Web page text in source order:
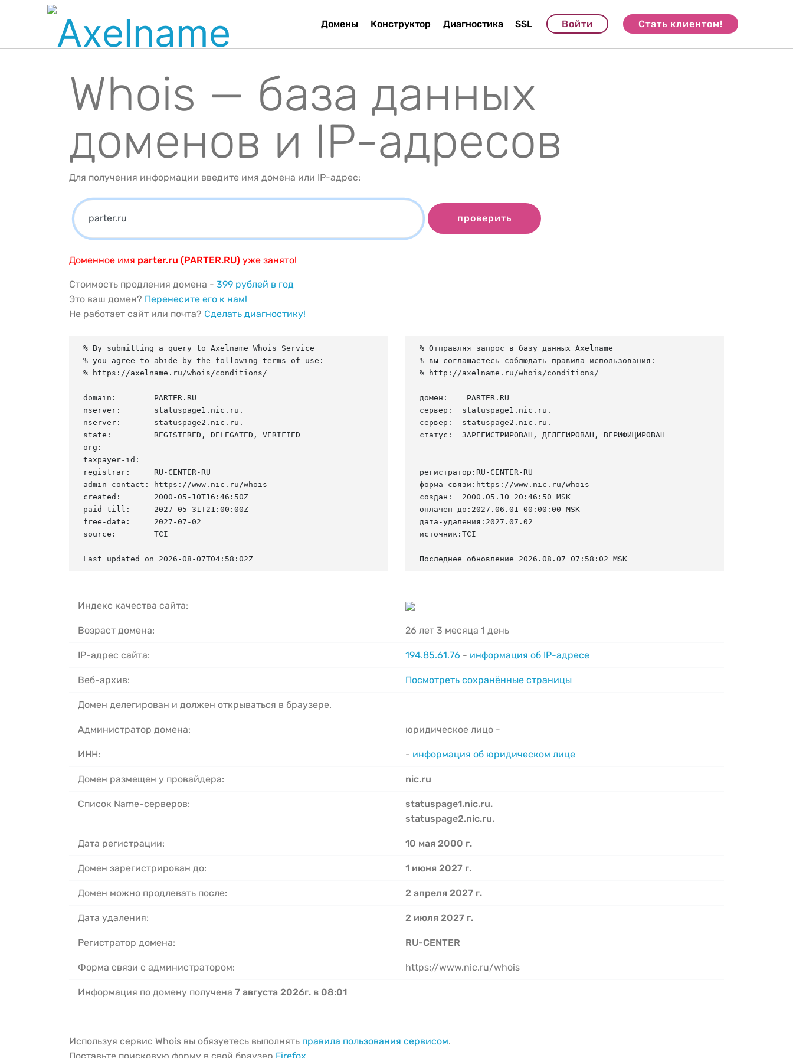
Домены Конструктор Диагностика SSL Войти Стать клиентом!
Whois — база данных
доменов и IP-адресов
Для получения информации введите имя домена или IP-адрес:
проверить
Доменное имя parter.ru (PARTER.RU) уже занято!
Стоимость продления домена - 399 рублей в год
Это ваш домен? Перенесите его к нам!
Не работает сайт или почта? Сделать диагностику!
% By submitting a query to Axelname Whois Service
% you agree to abide by the following terms of use:
% https://axelname.ru/whois/conditions/
domain:        PARTER.RU
nserver:       statuspage1.nic.ru.
nserver:       statuspage2.nic.ru.
state:         REGISTERED, DELEGATED, VERIFIED
org:
taxpayer-id:
registrar:     RU-CENTER-RU
admin-contact: https://www.nic.ru/whois
created:       2000-05-10T16:46:50Z
paid-till:     2027-05-31T21:00:00Z
free-date:     2027-07-02
source:        TCI
Last updated on 2026-08-07T04:58:02Z
% Отправляя запрос в базу данных Axelname
% вы соглашаетесь соблюдать правила использования:
% http://axelname.ru/whois/conditions/
домен:    PARTER.RU
сервер:  statuspage1.nic.ru.
сервер:  statuspage2.nic.ru.
статус:  ЗАРЕГИСТРИРОВАН, ДЕЛЕГИРОВАН, ВЕРИФИЦИРОВАН
регистратор:RU-CENTER-RU
форма-связи:https://www.nic.ru/whois
создан:  2000.05.10 20:46:50 MSK
оплачен-до:2027.06.01 00:00:00 MSK
дата-удаления:2027.07.02
источник:TCI
Последнее обновление 2026.08.07 07:58:02 MSK
Индекс качества сайта:
Возраст домена: 26 лет 3 месяца 1 день
IP-адрес сайта: 194.85.61.76 - информация об IP-адресе
Веб-архив: Посмотреть сохранённые страницы
Домен делегирован и должен открываться в браузере.
Администратор домена: юридическое лицо -
ИНН: - информация об юридическом лице
Домен размещен у провайдера: nic.ru
Список Name-серверов:
statuspage1.nic.ru.
statuspage2.nic.ru.
Дата регистрации: 10 мая 2000 г.
Домен зарегистрирован до: 1 июня 2027 г.
Домен можно продлевать после: 2 апреля 2027 г.
Дата удаления: 2 июля 2027 г.
Регистратор домена: RU-CENTER
Форма связи с администратором: https://www.nic.ru/whois
Информация по домену получена 7 августа 2026г. в 08:01
Используя сервис Whois вы обязуетесь выполнять правила пользования сервисом.